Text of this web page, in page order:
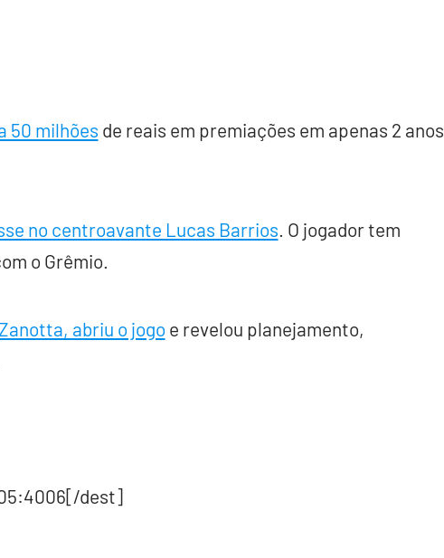
50 milhões de reais em premiações em apenas 2 anos
no centroavante Lucas Barrios. O jogador tem
o Grêmio.
abriu o jogo e revelou planejamento,
dest]